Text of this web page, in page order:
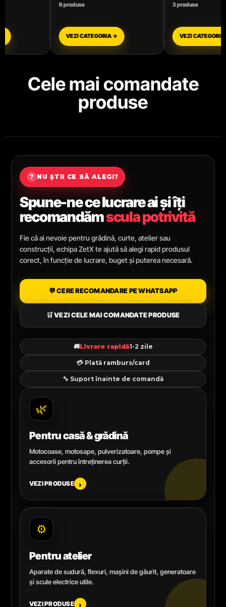
3 produse
VEZI CATEGORIA →
11 produse
VEZI CATEGORIA →
Cele mai comandate
produse
? NU ȘTII CE SĂ ALEGI?
Spune-ne ce lucrare ai și îți
recomandămscula potrivită
Fie că ai nevoie pentru grădină, curte, atelier sau
construcții, echipa ZetX te ajută să alegi rapid produsul
corect, în funcție de lucrare, buget și puterea necesară.
💬 CERE RECOMANDARE PE WHATSAPP
🛒 VEZI CELE MAI COMANDATE PRODUSE
🚚Livrare rapidă1-2 zile
💳 Plată ramburs/card
🔧 Suport înainte de comandă
🌿
Pentru casă & grădină
Motocoase, motosape, pulverizatoare, pompe și
accesorii pentru întreținerea curții.
VEZI PRODUSE ›
⚙️
Pentru atelier
Aparate de sudură, flexuri, mașini de găurit, generatoare
și scule electrice utile.
VEZI PRODUSE ›